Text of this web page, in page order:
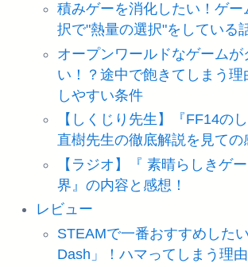
積みゲーを消化したい！ゲー
択で"熱量の選択"をしている
オープンワールドなゲームが
い！？途中で飽きてしまう理
しやすい条件
【しくじり先生】『FF14の
直樹先生の徹底解説を見ての
【ラジオ】『 素晴らしきゲ
界』の内容と感想！
レビュー
STEAMで一番おすすめした
Dash」！ハマってしまう理由